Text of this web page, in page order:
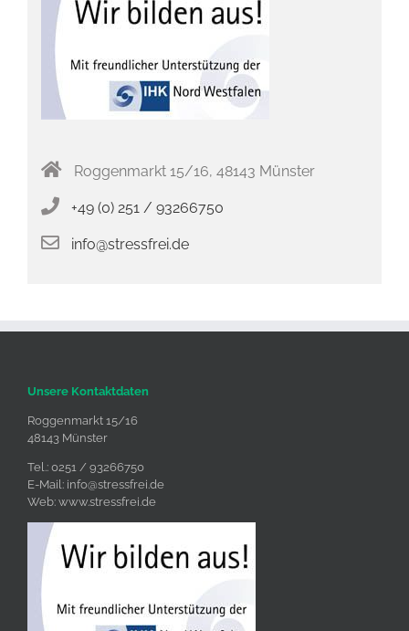
Roggenmarkt 15/16, 48143 Münster
+49 (0) 251 / 93266750
info@stressfrei.de
Unsere Kontaktdaten
Roggenmarkt 15/16
48143 Münster
Tel.: 0251 / 93266750
E-Mail: info@stressfrei.de
Web: www.stressfrei.de